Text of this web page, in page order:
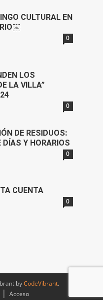
CULTURAL EN
0
LOS
LA VILLA”
0
DE RESIDUOS:
DÍAS Y HORARIOS
0
CUENTA
0
byCodeVibrant.
Acceso